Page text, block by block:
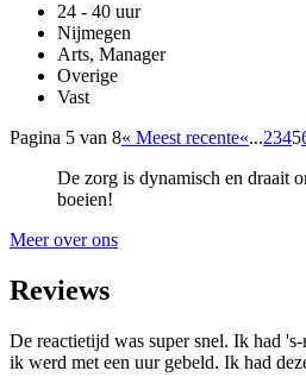
24 - 40 uur
Nijmegen
Arts, Manager
Overige
Vast
Pagina 5 van 8« Meest recente«...2345
De zorg is dynamisch en draait
boeien!
Meer over ons
Reviews
De reactietijd was super snel. Ik had
ik werd met een uur gebeld. Ik had